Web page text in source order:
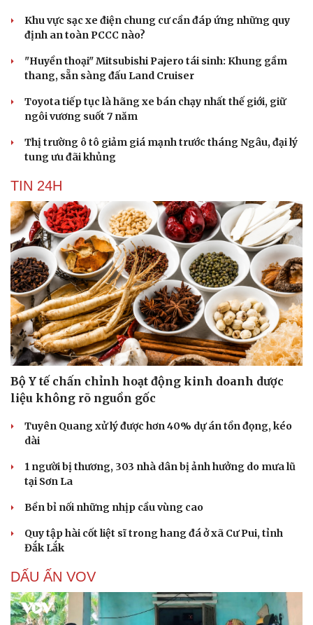
Cải chính
Khu vực sạc xe điện chung cư cần đáp ứng những quy
định an toàn PCCC nào?
"Huyền thoại" Mitsubishi Pajero tái sinh: Khung gầm
thang, sẵn sàng đấu Land Cruiser
Toyota tiếp tục là hãng xe bán chạy nhất thế giới, giữ
ngôi vương suốt 7 năm
Thị trường ô tô giảm giá mạnh trước tháng Ngâu, đại lý
tung ưu đãi khủng
TIN 24H
Bộ Y tế chấn chỉnh hoạt động kinh doanh dược
liệu không rõ nguồn gốc
Tuyên Quang xử lý được hơn 40% dự án tồn đọng, kéo
dài
1 người bị thương, 303 nhà dân bị ảnh hưởng do mưa lũ
tại Sơn La
Bền bỉ nối những nhịp cầu vùng cao
Quy tập hài cốt liệt sĩ trong hang đá ở xã Cư Pui, tỉnh
Đắk Lắk
DẤU ẤN VOV